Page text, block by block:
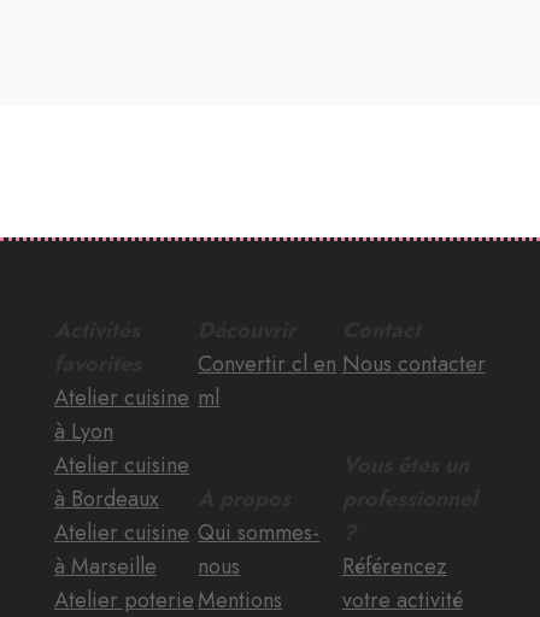
Atelier cuisine
à Lyon
Atelier cuisine
à Bordeaux
Atelier cuisine
à Marseille
Atelier poterie
Convertir cl en
ml
Qui sommes-
nous
Mentions
Nous contacter
Référencez
votre activité